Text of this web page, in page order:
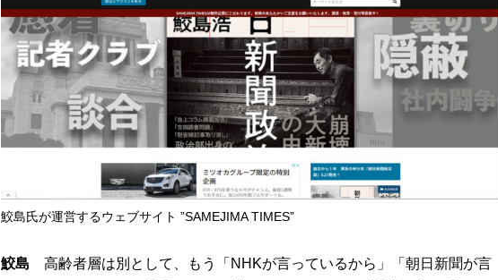
鮫島氏が運営するウェブサイト ”SAMEJIMA TIMES”
鮫島 高齢者層は別として、もう「NHKが言っているから」「朝日新聞が言